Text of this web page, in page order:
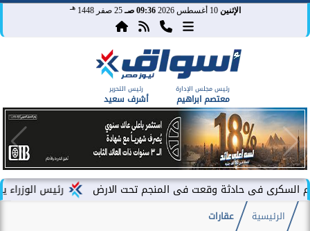
الإثنين 10 أغسطس 2026 09:36 صـ 25 صفر 1448 هـ
رئيس مجلس الإدارة
معتصم ابراهيم
رئيس التحرير
أشرف سعيد
رئيس الوزراء يشهد فعاليات وقعت فى المنجم تحت الارض
الرئيسية عقارات